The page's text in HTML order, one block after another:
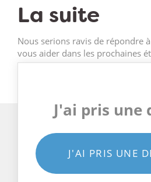
La suite
Nous serions ravis de répondre
vous aider dans les prochaines
J'ai pris une
J'AI PRIS UNE